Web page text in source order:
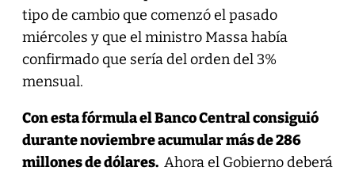
tipo de cambio que comenzó el pasado
miércoles y que el ministro Massa había
confirmado que sería del orden del 3%
mensual.
Con esta fórmula el Banco Central consiguió
durante noviembre acumular más de 286
millones de dólares. Ahora el Gobierno deberá